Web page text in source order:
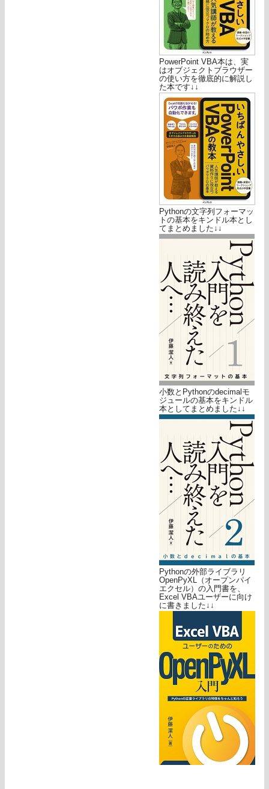
PowerPoint VBA本は、実
はオブジェクトブラウザー
の使い方を徹底的に解説し
た本です↓↓
Pythonの文字列フォーマッ
トの基本をキンドル本とし
てまとめました↓↓
小数とPythonのdecimalモ
ジュールの基本をキンドル
本としてまとめました↓↓
Pythonの外部ライブラリ
OpenPyXL（オープンパイ
エクセル）の入門書を、
Excel VBAユーザーに向け
に書きました↓↓